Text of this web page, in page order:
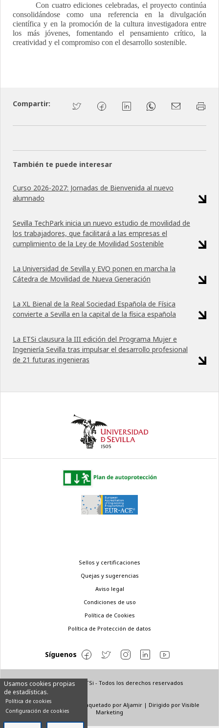
Usamos cookies propias
de estadísticas.
Política de cookies
Configuración de cookies
Con cuatro ediciones celebradas, el proyecto continúa
consolidándose como una referencia en la divulgación
científica y en la promoción de la cultura investigadora entre
los más jóvenes, fomentando el pensamiento crítico, la
creatividad y el compromiso con el desarrollo sostenible.
Compartir:
También te puede interesar
Curso 2026-2027: Jornadas de Bienvenida al nuevo
alumnado
Sevilla TechPark inicia un nuevo estudio de movilidad de
los trabajadores, que facilitará a las empresas el
cumplimiento de la Ley de Movilidad Sostenible
La Universidad de Sevilla y EVO ponen en marcha la
Cátedra de Movilidad de Nueva Generación
La XL Bienal de la Real Sociedad Española de Física
convierte a Sevilla en la capital de la física española
La ETSi clausura la III edición del Programa Mujer e
Ingeniería Sevilla tras impulsar el desarrollo profesional
de 21 futuras ingenieras
© Copyright 2022 ETSi - Todos los derechos reservados
Sellos y certificaciones
Quejas y sugerencias
Aviso legal
Condiciones de uso
Política de Cookies
Política de Protección de datos
Síguenos
Diseñado por | Maquetado por Aljamir| Dirigido por Visible
Marketing